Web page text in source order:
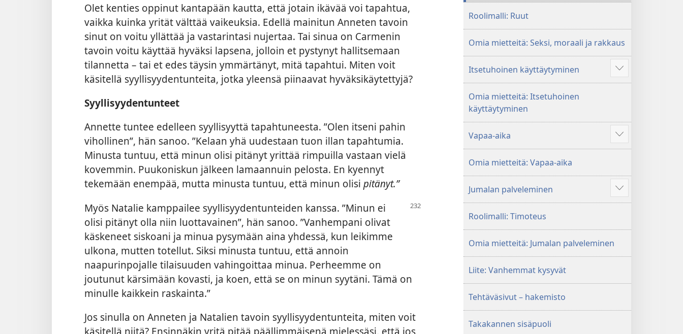
Olet kenties oppinut kantapään kautta, että jotain ikävää voi tapahtua,
vaikka kuinka yrität välttää vaikeuksia. Edellä mainitun Anneten tavoin
sinut on voitu yllättää ja vastarintasi nujertaa. Tai sinua on Carmenin
tavoin voitu käyttää hyväksi lapsena, jolloin et pystynyt hallitsemaan
tilannetta – tai et edes täysin ymmärtänyt, mitä tapahtui. Miten voit
käsitellä syyllisyydentunteita, jotka yleensä piinaavat hyväksikäytettyjä?
Syyllisyydentunteet
Annette tuntee edelleen syyllisyyttä tapahtuneesta. ”Olen itseni pahin
vihollinen”, hän sanoo. ”Kelaan yhä uudestaan tuon illan tapahtumia.
Minusta tuntuu, että minun olisi pitänyt yrittää rimpuilla vastaan vielä
kovemmin. Puukoniskun jälkeen lamaannuin pelosta. En kyennyt
tekemään enempää, mutta minusta tuntuu, että minun olisi pitänyt.”
Myös Natalie kamppailee syyllisyydentunteiden kanssa. ”Minun ei
olisi pitänyt olla niin luottavainen”, hän sanoo. ”Vanhempani olivat
käskeneet siskoani ja minua pysymään aina yhdessä, kun leikimme
ulkona, mutten totellut. Siksi minusta tuntuu, että annoin
naapurinpojalle tilaisuuden vahingoittaa minua. Perheemme on
joutunut kärsimään kovasti, ja koen, että se on minun syytäni. Tämä on
minulle kaikkein raskainta.”
Jos sinulla on Anneten ja Natalien tavoin syyllisyydentunteita, miten voit
käsitellä niitä? Ensinnäkin yritä pitää päällimmäisenä mielessäsi, että jos
Roolimalli: Ruut
Omia mietteitä: Seksi, moraali ja rakkaus
Itsetuhoinen käyttäytyminen
Näytä
enemmän
Omia mietteitä: Itsetuhoinen
käyttäytyminen
Vapaa-aika
Näytä
enemmän
Omia mietteitä: Vapaa-aika
Jumalan palveleminen
Näytä
enemmän
Roolimalli: Timoteus
Omia mietteitä: Jumalan palveleminen
Liite: Vanhemmat kysyvät
Tehtäväsivut – hakemisto
Takakannen sisäpuoli